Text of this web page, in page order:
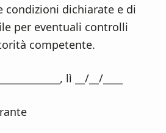
condizioni dichiarate e di
per eventuali controlli
competente.
lì __/__/____